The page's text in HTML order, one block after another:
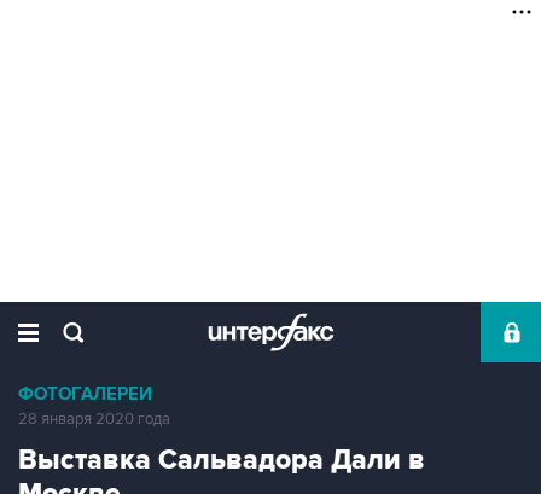
ФОТОГАЛЕРЕИ
28 января 2020 года
Выставка Сальвадора Дали в